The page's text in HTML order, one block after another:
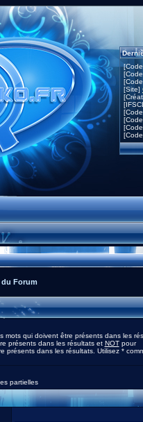
[Site]
Forum
mots qui doivent être présents dans les
présents dans les résultats et NOTpour
présents dans les résultats. Utilisez *
partielles